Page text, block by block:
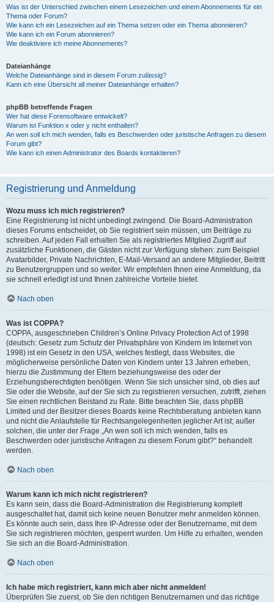
Was ist der Unterschied zwischen einem Lesezeichen und einem Abonnements für ein
Thema oder Forum?
Wie kann ich ein Lesezeichen auf ein Thema setzen oder ein Thema abonnieren?
Wie kann ich ein Forum abonnieren?
Wie deaktiviere ich meine Abonnements?
Dateianhänge
Welche Dateianhänge sind in diesem Forum zulässig?
Kann ich eine Übersicht all meiner Dateianhänge erhalten?
phpBB betreffende Fragen
Wer hat diese Forensoftware entwickelt?
Warum ist Funktion x oder y nicht enthalten?
An wen soll ich mich wenden, falls es Beschwerden oder juristische Anfragen zu diesem
Forum gibt?
Wie kann ich einen Administrator des Boards kontaktieren?
Registrierung und Anmeldung
Wozu muss ich mich registrieren?
Eine Registrierung ist nicht unbedingt zwingend. Die Board-Administration
dieses Forums entscheidet, ob Sie registriert sein müssen, um Beiträge zu
schreiben. Auf jeden Fall erhalten Sie als registriertes Mitglied Zugriff auf
zusätzliche Funktionen, die Gästen nicht zur Verfügung stehen: zum Beispiel
Avatarbilder, Private Nachrichten, E-Mail-Versand an andere Mitglieder, Beitritt
zu Benutzergruppen und so weiter. Wir empfehlen Ihnen eine Anmeldung, da
sie schnell erledigt ist und Ihnen zahlreiche Vorteile bietet.
Nach oben
Was ist COPPA?
COPPA, ausgeschrieben Children’s Online Privacy Protection Act of 1998
(deutsch: Gesetz zum Schutz der Privatsphäre von Kindern im Internet von
1998) ist ein Gesetz in den USA, welches festlegt, dass Websites, die
möglicherweise persönliche Daten von Kindern unter 13 Jahren erheben,
hierzu die Zustimmung der Eltern beziehungsweise des oder der
Erziehungsberechtigten benötigen. Wenn Sie sich unsicher sind, ob dies auf
Sie oder die Website, auf der Sie sich zu registrieren versuchen, zutrifft, ziehen
Sie einen rechtlichen Beistand zu Rate. Bitte beachten Sie, dass phpBB
Limited und der Besitzer dieses Boards keine Rechtsberatung anbieten kann
und nicht die Anlaufstelle für Rechtsangelegenheiten jeglicher Art ist; außer
solchen, die unter der Frage „An wen soll ich mich wenden, falls es
Beschwerden oder juristische Anfragen zu diesem Forum gibt?“ behandelt
werden.
Nach oben
Warum kann ich mich nicht registrieren?
Es kann sein, dass die Board-Administration die Registrierung komplett
ausgeschaltet hat, damit sich keine neuen Benutzer mehr anmelden können.
Es könnte auch sein, dass Ihre IP-Adresse oder der Benutzername, mit dem
Sie sich registrieren möchten, gesperrt wurden. Um Hilfe zu erhalten, wenden
Sie sich an die Board-Administration.
Nach oben
Ich habe mich registriert, kann mich aber nicht anmelden!
Überprüfen Sie zuerst, ob Sie den richtigen Benutzernamen und das richtige